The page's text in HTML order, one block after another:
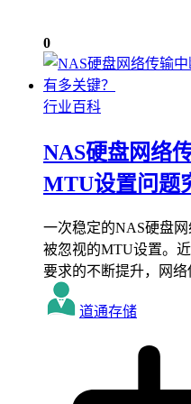
0
行业百科
NAS硬盘网络
MTU设置问题
一次稳定的NAS硬盘
被忽视的MTU设置。
要求的不断提升，网
道通存储